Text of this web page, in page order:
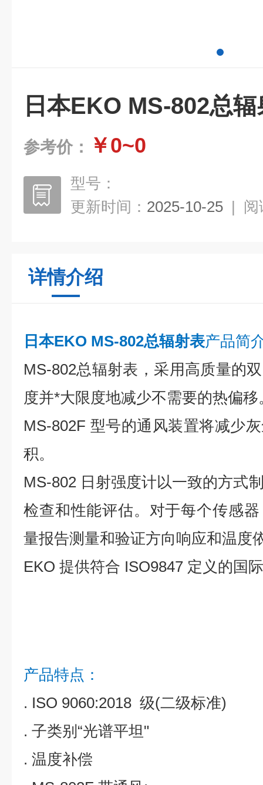
日本EKO MS-802总
参考价： ￥0~0
型号：
更新时间： 2025-10-25 | 阅
详情介绍
日本EKO MS-802总辐射表产品简
MS-802总辐射表，采用高质量的
度并*大限度地减少不需要的热偏移
MS-802F 型号的通风装置将减少
积。
MS-802 日射强度计以一致的方式
检查和性能评估。对于每个传感
量报告测量和验证方向响应和温度
EKO 提供符合 ISO9847 定义的国
产品特点：
. ISO 9060:2018 级(二级标准)
. 子类别“光谱平坦"
. 温度补偿